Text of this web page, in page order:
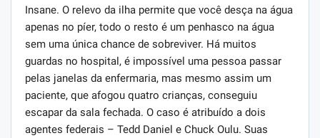
Insane. O relevo da ilha permite que você desça na água
apenas no píer, todo o resto é um penhasco na água
sem uma única chance de sobreviver. Há muitos
guardas no hospital, é impossível uma pessoa passar
pelas janelas da enfermaria, mas mesmo assim um
paciente, que afogou quatro crianças, conseguiu
escapar da sala fechada. O caso é atribuído a dois
agentes federais – Tedd Daniel e Chuck Oulu. Suas